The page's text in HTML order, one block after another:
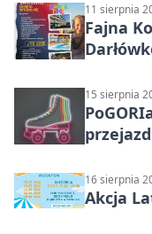
11 sierpnia
Fajna
15 sierpnia
przejazd
16 sierpnia
Akcja